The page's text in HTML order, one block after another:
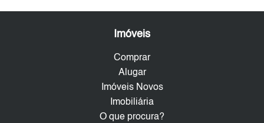
Imóveis
Comprar
Alugar
Imóveis Novos
Imobiliária
O que procura?